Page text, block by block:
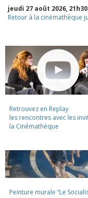
jeudi 27 août 2026, 21h30
Retour à la cinémathèque
Retrouvez en Replay
les rencontres avec les
la Cinémathèque
Peinture murale “Le